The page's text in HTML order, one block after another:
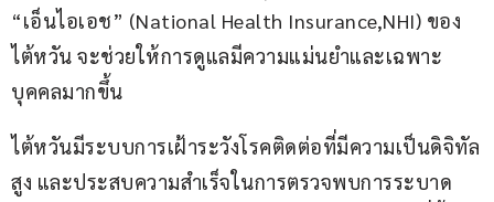
“เอ็นไอเอช” (National Health Insurance,NHI) ของ
ไต้หวัน จะช่วยให้การดูแลมีความแม่นยำและเฉพาะ
บุคคลมากขึ้น
ไต้หวันมีระบบการเฝ้าระวังโรคติดต่อที่มีความเป็นดิจิทัล
สูง และประสบความสำเร็จในการตรวจพบการระบาด